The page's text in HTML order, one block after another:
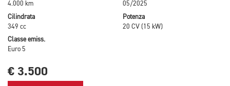
4.000 km
05/2025
Cilindrata
349 cc
Potenza
20 CV (15 kW)
Classe emiss.
Euro 5
€ 3.500